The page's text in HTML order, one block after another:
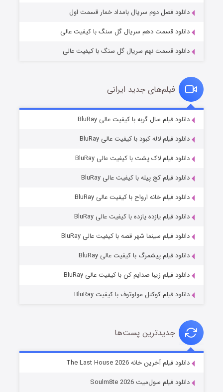
قسمت۷ (زیرنویس) منتشر شد
خاندان اژدها فصل ۳
دانلود فصل دوم سریال بامداد خمار قسمت اول
دانلود قسمت دهم سریال گل سنگ با کیفیت عالی
دانلود قسمت نهم سریال گل سنگ با کیفیت عالی
فیلم‌های جدید ایرانی
دانلود فیلم سال گربه با کیفیت عالی BluRay
دانلود فیلم لاله کبود با کیفیت عالی BluRay
دانلود فیلم لاک پشت با کیفیت عالی BluRay
دانلود فیلم کج‌ پیله با کیفیت عالی BluRay
دانلود فیلم خانه ارواح با کیفیت عالی BluRay
دانلود فیلم یازده یازده با کیفیت عالی BluRay
دانلود فیلم سینما شهر قصه با کیفیت عالی BluRay
دانلود فیلم پیشمرگ با کیفیت عالی BluRay
دانلود فیلم زیبا صدایم کن با کیفیت عالی BluRay
دانلود فیلم کوکتل مولوتوف با کیفیت BluRay
جدیدترین پست‌ها
دانلود فیلم آخرین خانه The Last House 2026
دانلود فیلم سول‌میت Soulm8te 2026